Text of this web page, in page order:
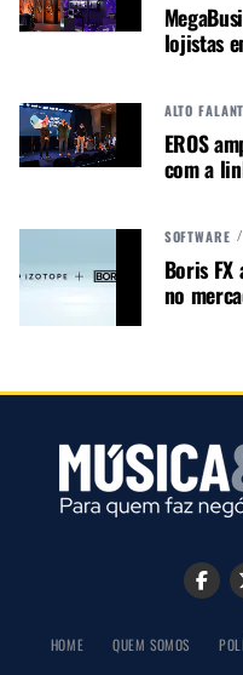
Autor:
Música
fazemos.
Noticias que
FABRICANTE ITALIANO
lojistas
ALTO
EROS
com a
SOFTWARE
Boris
no
HOME QUEM SOMOS